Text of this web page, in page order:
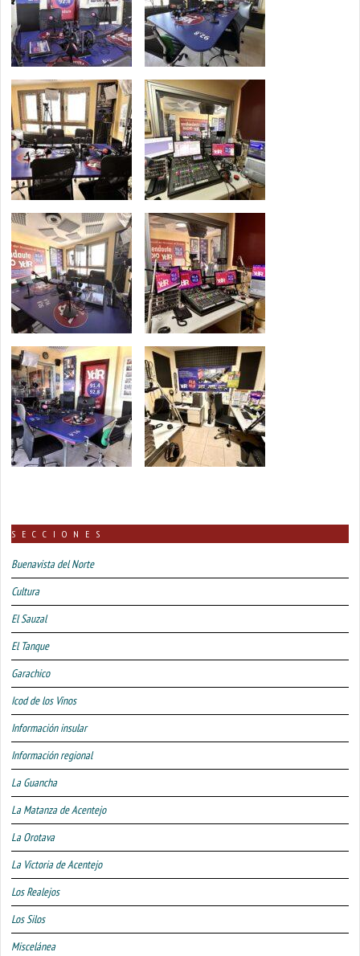
SECCIONES
Buenavista del Norte
Cultura
El Sauzal
El Tanque
Garachico
Icod de los Vinos
Información insular
Información regional
La Guancha
La Matanza de Acentejo
La Orotava
La Victoria de Acentejo
Los Realejos
Los Silos
Miscelánea